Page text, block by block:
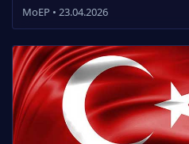
MoEP • 23.04.2026